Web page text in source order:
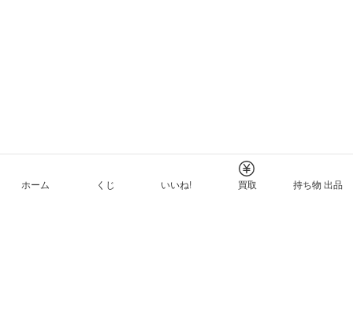
ホーム くじ いいね! 買取 持ち物 出品